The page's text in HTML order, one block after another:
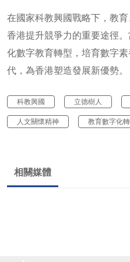
在國家科教興國戰略下，教
香港提升競爭力的重要途徑
化數字教育轉型，培育數字
代，為香港塑造發展新優勢。
科教興國 立德樹人
人文關懷精神 教育數字化
相關媒體